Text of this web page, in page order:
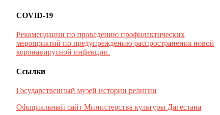
COVID-19
Рекомендации по проведению профилактических
мероприятий по предупреждению распространения новой
коронавирусной инфекции.
Ссылки
Государственный музей истории религии
Официальный сайт Министерства культуры Дагестана